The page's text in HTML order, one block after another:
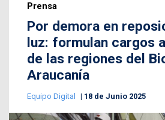
Prensa
Por demora en
luz: formulan cargos
de las regiones del
Araucanía
Equipo Digital 18 de Junio 2025